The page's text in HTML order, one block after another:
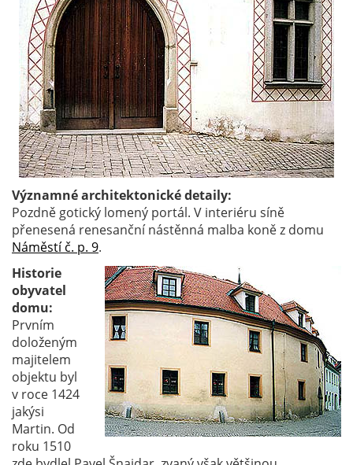
Významné architektonické detaily:
Pozdně gotický lomený portál. V interiéru síně
přenesená renesanční nástěnná malba koně z domu
Náměstí č. p. 9.
Historie
obyvatel
domu:
Prvním
doloženým
majitelem
objektu byl
v roce 1424
jakýsi
Martin. Od
roku 1510